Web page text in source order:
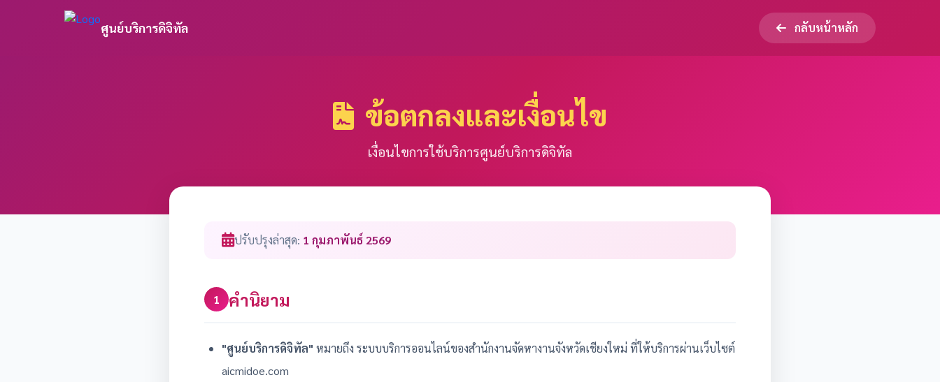
ศูนย์บริการดิจิทัล กลับหน้าหลัก
ข้อตกลงและเงื่อนไข
เงื่อนไขการใช้บริการศูนย์บริการดิจิทัล
ปรับปรุงล่าสุด: 1 กุมภาพันธ์ 2569
1 คำนิยาม
"ศูนย์บริการดิจิทัล" หมายถึง ระบบบริการออนไลน์ของสำนักงานจัดหางานจังหวัดเชียงใหม่ ที่ให้บริการผ่านเว็บไซต์
aicmidoe.com